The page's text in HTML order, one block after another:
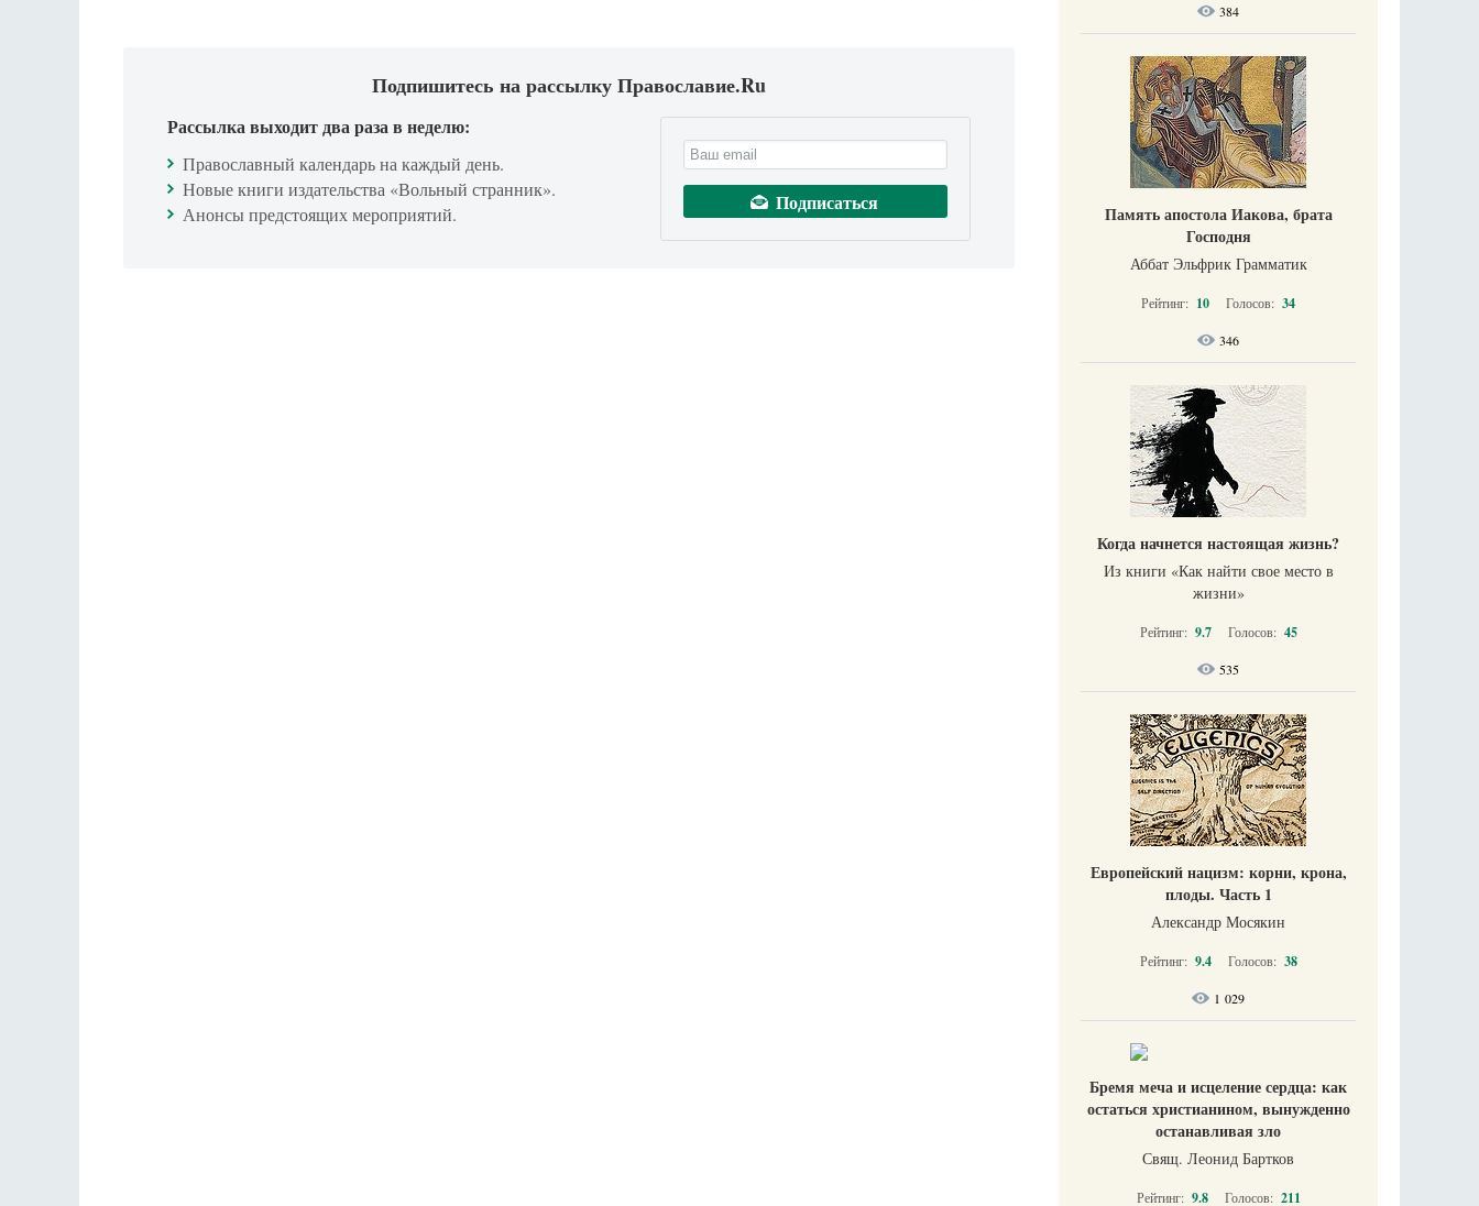
Подпишитесь на рассылку Православие.Ru
Рассылка выходит два раза в неделю:
Православный календарь на каждый день.
Новые книги издательства «Вольный странник».
Анонсы предстоящих мероприятий.
384
Память апостола Иакова, брата
Господня
Аббат Эльфрик Грамматик
Рейтинг: 10 Голосов: 34
346
Когда начнется настоящая жизнь?
Из книги «Как найти свое место в
жизни​»
Рейтинг: 9.7 Голосов: 45
535
Европейский нацизм: корни, крона,
плоды. Часть 1
Александр Мосякин
Рейтинг: 9.4 Голосов: 38
1 029
Бремя меча и исцеление сердца: как
остаться христианином, вынужденно
останавливая зло
Свящ. Леонид Бартков
Рейтинг: 9.8 Голосов: 211